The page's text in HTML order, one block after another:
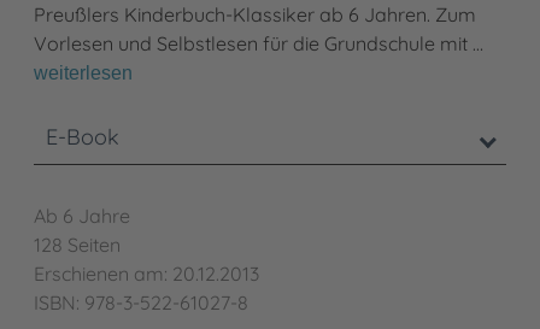
Preußlers Kinderbuch-Klassiker ab 6 Jahren. Zum
Vorlesen und Selbstlesen für die Grundschule mit …
weiterlesen
E-Book
Ab 6 Jahre
128 Seiten
Erschienen am: 20.12.2013
ISBN: 978-3-522-61027-8